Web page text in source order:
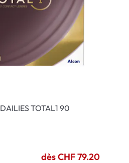
DAILIES TOTAL1 90
dès CHF 79.20